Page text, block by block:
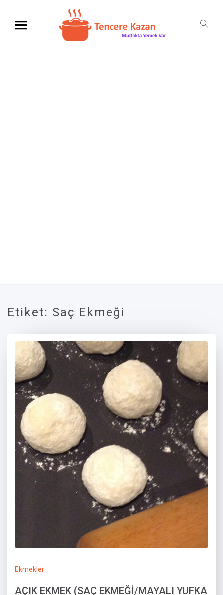
Etiket: Saç Ekmeği
Ekmekler
AÇIK EKMEK (SAÇ EKMEĞİ/MAYALI YUFKA